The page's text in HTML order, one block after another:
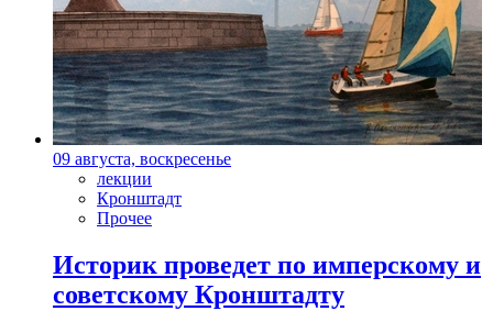
09 августа, воскресенье
лекции
Кронштадт
Прочее
Историк проведет по имперскому и
советскому Кронштадту